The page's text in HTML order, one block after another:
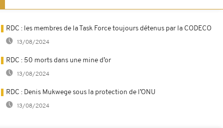
RDC : les membres de la Task Force toujours détenus par la CODECO
13/08/2024
RDC : 50 morts dans une mine d’or
13/08/2024
RDC : Denis Mukwege sous la protection de l’ONU
13/08/2024